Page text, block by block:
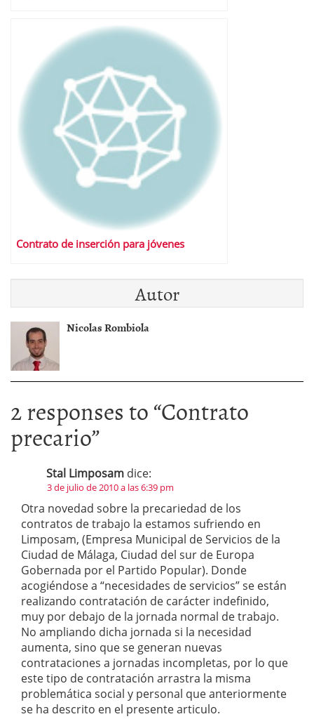
Contrato de inserción para jóvenes
Autor
Nicolas Rombiola
2 responses to “Contrato
precario”
Stal Limposam dice:
3 de julio de 2010 a las 6:39 pm
Otra novedad sobre la precariedad de los
contratos de trabajo la estamos sufriendo en
Limposam, (Empresa Municipal de Servicios de la
Ciudad de Málaga, Ciudad del sur de Europa
Gobernada por el Partido Popular). Donde
acogiéndose a “necesidades de servicios” se están
realizando contratación de carácter indefinido,
muy por debajo de la jornada normal de trabajo.
No ampliando dicha jornada si la necesidad
aumenta, sino que se generan nuevas
contrataciones a jornadas incompletas, por lo que
este tipo de contratación arrastra la misma
problemática social y personal que anteriormente
se ha descrito en el presente articulo.